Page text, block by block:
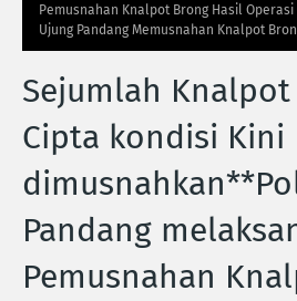
Pemusnahan Knalpot Brong Hasil
Ujung Pandang Memusnahan Knalpot
Sejumlah
Cipta kondisi Kini
Pandang
Pemusnahan